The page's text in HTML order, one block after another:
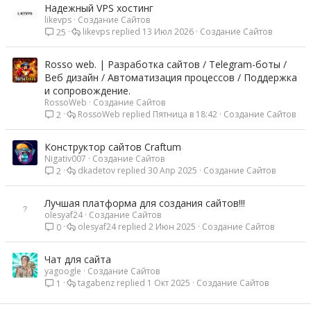
Надежный VPS хостинг
likevps Создание Сайтов
25
Создание Сайтов
13 Июл 2026
likevps
Rosso web. | Разработка сайтов / Telegram-боты /
Веб дизайн / Автоматизация процессов / Поддержка
и сопровождение.
RossoWeb
Создание Сайтов
2
Создание Сайтов
Пятница в 18:42
RossoWeb
Конструктор сайтов Craftum
Nigativ007
Создание Сайтов
2
Создание Сайтов
30 Апр 2025
dkadetov
Лучшая платформа для создания сайтов!!!
olesyaf24 Создание Сайтов
0
Создание Сайтов
2 Июн 2025
olesyaf24
Чат для сайта
yagoogle
Создание Сайтов
1
Создание Сайтов
1 Окт 2025
tagabenz